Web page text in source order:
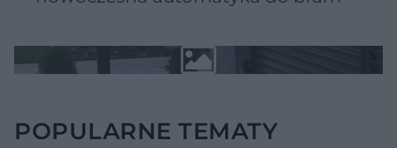
POPULARNE TEMATY